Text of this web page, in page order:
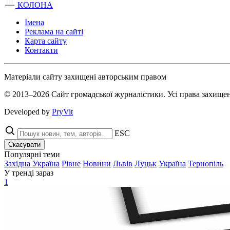
КОЛОНА
Імена
Реклама на сайті
Карта сайту
Контакти
Матеріали сайту захищені авторським правом
© 2013–2026 Сайт громадської журналістики. Усі права
Developed by PryVit
ESC
Скасувати
Популярні теми
Західна Україна Рівне Новини Львів Луцьк Україна Тернопіль
У тренді зараз
1